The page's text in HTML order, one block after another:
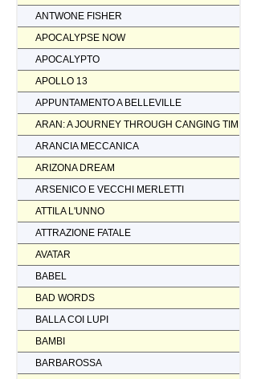
ANTWONE FISHER
APOCALYPSE NOW
APOCALYPTO
APOLLO 13
APPUNTAMENTO A BELLEVILLE
ARAN: A JOURNEY THROUGH CANGING TIMES
ARANCIA MECCANICA
ARIZONA DREAM
ARSENICO E VECCHI MERLETTI
ATTILA L'UNNO
ATTRAZIONE FATALE
AVATAR
BABEL
BAD WORDS
BALLA COI LUPI
BAMBI
BARBAROSSA